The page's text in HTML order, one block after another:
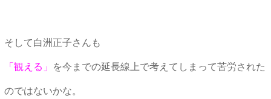
そして白洲正子さんも
「観える」 を今までの延長線上で考えてしまって苦労された
のではないかな。